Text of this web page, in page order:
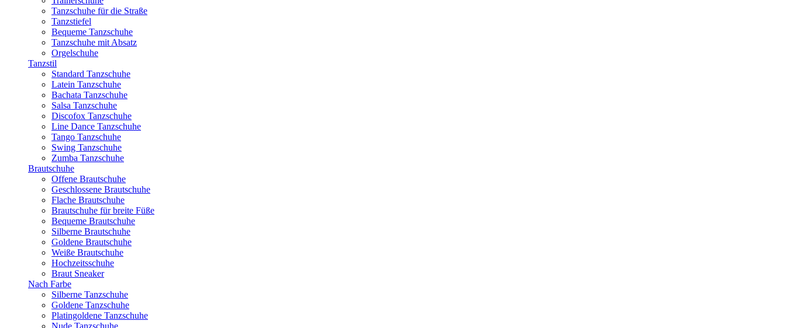
Tanzschuhe für die Straße
Tanzstiefel
Bequeme Tanzschuhe
Tanzschuhe mit Absatz
Orgelschuhe
Tanzstil
Standard Tanzschuhe
Latein Tanzschuhe
Bachata Tanzschuhe
Salsa Tanzschuhe
Discofox Tanzschuhe
Line Dance Tanzschuhe
Tango Tanzschuhe
Swing Tanzschuhe
Zumba Tanzschuhe
Brautschuhe
Offene Brautschuhe
Geschlossene Brautschuhe
Flache Brautschuhe
Brautschuhe für breite Füße
Bequeme Brautschuhe
Silberne Brautschuhe
Goldene Brautschuhe
Weiße Brautschuhe
Hochzeitsschuhe
Braut Sneaker
Nach Farbe
Silberne Tanzschuhe
Goldene Tanzschuhe
Platingoldene Tanzschuhe
Nude Tanzschuhe